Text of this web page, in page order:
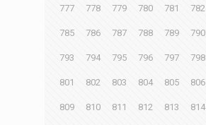
777 778 779 780 781 782
785 786 787 788 789 790
793 794 795 796 797 798
801 802 803 804 805 806
809 810 811 812 813 814